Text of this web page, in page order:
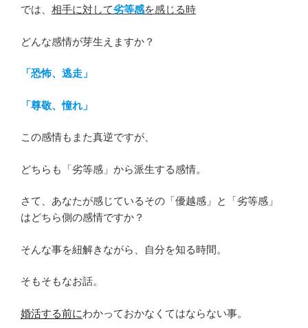
では、 相手に対して劣等感を感じる時
どんな感情が芽生えますか？
「恐怖、逃走」
「尊敬、憧れ」
この感情もまた真逆ですが、
どちらも「劣等感」から派生する感情。
さて、あなたが感じているその「優越感」と「劣等感」
はどちら側の感情ですか？
そんな事を紐解きながら、自分を知る時間。
そもそもなお話。
婚活する前にわかっておかなくてはならない事。